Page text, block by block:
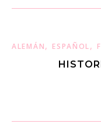
ALEMÁN, ESPAÑOL,